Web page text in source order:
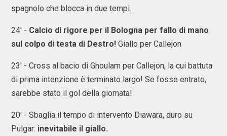
spagnolo che blocca in due tempi.
24' - Calcio di rigore per il Bologna per fallo di mano
sul colpo di testa di Destro! Giallo per Callejon
23' - Cross al bacio di Ghoulam per Callejon, la cui battuta
di prima intenzione è terminato largo! Se fosse entrato,
sarebbe stato il gol della giornata!
20' - Sbaglia il tempo di intervento Diawara, duro su
Pulgar: inevitabile il giallo.